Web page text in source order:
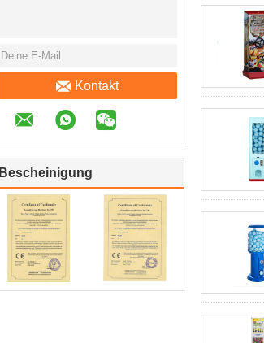
Kontakt
Bescheinigung